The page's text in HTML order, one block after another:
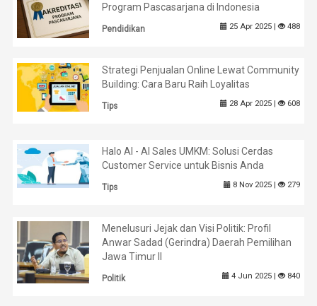
Program Pascasarjana di Indonesia
Pendidikan 25 Apr 2025 | 488
Strategi Penjualan Online Lewat Community
Building: Cara Baru Raih Loyalitas
Tips 28 Apr 2025 | 608
Halo AI - AI Sales UMKM: Solusi Cerdas
Customer Service untuk Bisnis Anda
Tips 8 Nov 2025 | 279
Menelusuri Jejak dan Visi Politik: Profil
Anwar Sadad (Gerindra) Daerah Pemilihan
Jawa Timur II
Politik 4 Jun 2025 | 840